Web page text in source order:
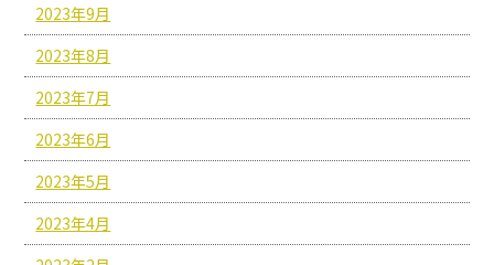
2023年9月
2023年8月
2023年7月
2023年6月
2023年5月
2023年4月